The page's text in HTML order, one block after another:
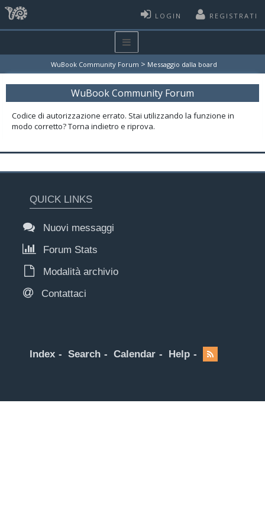
LOGIN REGISTRATI
WuBook Community Forum > Messaggio dalla board
WuBook Community Forum
Codice di autorizzazione errato. Stai utilizzando la funzione in
modo corretto? Torna indietro e riprova.
QUICK LINKS
Nuovi messaggi
Forum Stats
Modalità archivio
Contattaci
Index Search Calendar Help